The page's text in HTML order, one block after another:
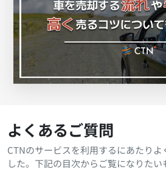
よくあるご質問
CTNのサービスを利用するにあたり
した。下記の目次からご覧になりたい